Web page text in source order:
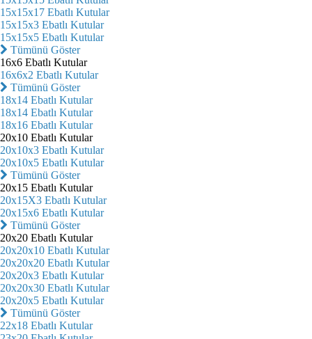
15x15x17 Ebatlı Kutular
15x15x3 Ebatlı Kutular
15x15x5 Ebatlı Kutular
Tümünü Göster
16x6 Ebatlı Kutular
16x6x2 Ebatlı Kutular
Tümünü Göster
18x14 Ebatlı Kutular
18x14 Ebatlı Kutular
18x16 Ebatlı Kutular
20x10 Ebatlı Kutular
20x10x3 Ebatlı Kutular
20x10x5 Ebatlı Kutular
Tümünü Göster
20x15 Ebatlı Kutular
20x15X3 Ebatlı Kutular
20x15x6 Ebatlı Kutular
Tümünü Göster
20x20 Ebatlı Kutular
20x20x10 Ebatlı Kutular
20x20x20 Ebatlı Kutular
20x20x3 Ebatlı Kutular
20x20x30 Ebatlı Kutular
20x20x5 Ebatlı Kutular
Tümünü Göster
22x18 Ebatlı Kutular